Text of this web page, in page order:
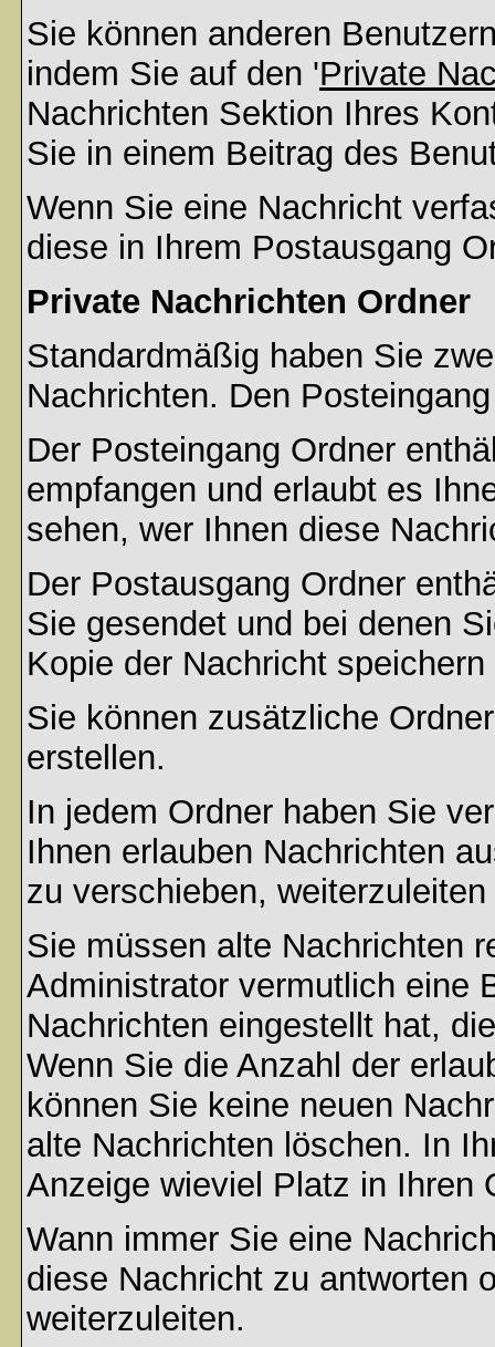
Sie können anderen
indem Sie auf den 'Private
Nachrichten Sektion Ihres
Sie in einem Beitrag des
Wenn Sie eine Nachricht
diese in Ihrem Postausgang
Private Nachrichten Ordner
Standardmäßig haben Sie
Nachrichten. Den
Der Posteingang Ordner
empfangen und erlaubt es
sehen, wer Ihnen diese
Der Postausgang Ordner
Sie gesendet und bei denen
Kopie der Nachricht
Sie können zusätzliche
erstellen.
In jedem Ordner haben Sie
Ihnen erlauben Nachrichten
zu verschieben,
Sie müssen alte Nachrichten
Administrator vermutlich eine
Nachrichten eingestellt hat,
Wenn Sie die Anzahl der
können Sie keine neuen
alte Nachrichten löschen. In
Anzeige wieviel Platz in Ihren
Wann immer Sie eine
diese Nachricht zu antworten
weiterzuleiten.